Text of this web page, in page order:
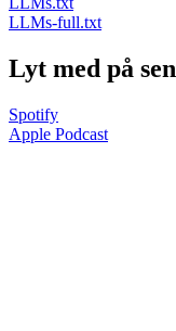
LLMs-full.txt
Lyt med på
Spotify
Apple Podcast